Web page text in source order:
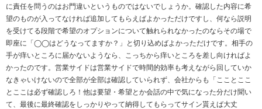
に責任を問うのはお門違いというものではないでしょうか。確認した内容に希
望のものが入ってなければ追加してもらえばよかっただけですし、何なら説明
を受けてる段階で希望のオプションについて触れられなかったのならその場で
即座に「◯◯はどうなってますか？」と切り込めばよかっただけです。相手の
手が痒いところに届かないようなら、こっちから痒いところを差し向ければよ
かったのです。営業サイドは営業サイドで時間的効率も考えながら回していか
なきゃいけないので全部が全部は確認していられず、会社からも「こことここ
とここは必ず確認しろ！他は要望・希望とか会話の中で気になった分だけ聞い
て、最後に最終確認をしっかりやって納得してもらってサイン貰えば大丈